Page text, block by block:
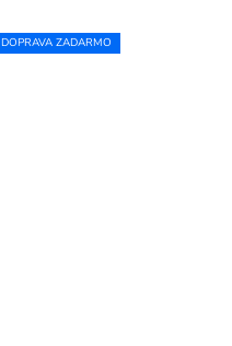
DOPRAVA ZADARMO